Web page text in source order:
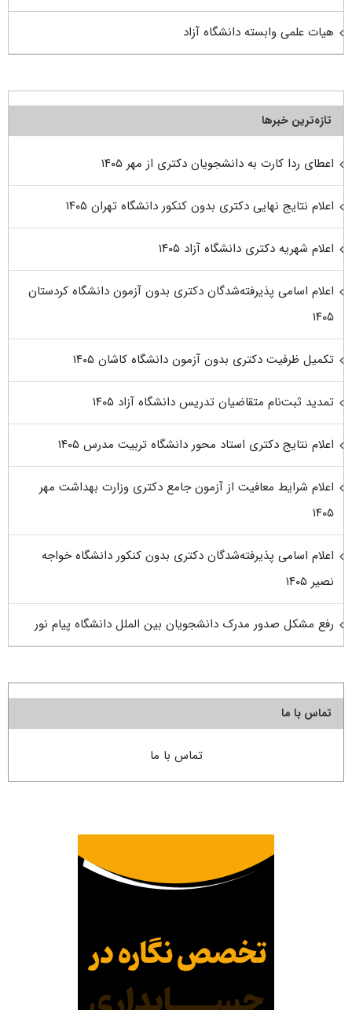
هیات علمی وابسته دانشگاه آزاد
تازه‌ترین خبرها
اعطای ردا کارت به دانشجویان دکتری از مهر ۱۴۰۵
اعلام نتایج نهایی دکتری بدون کنکور دانشگاه تهران ۱۴۰۵
اعلام شهریه دکتری دانشگاه آزاد ۱۴۰۵
اعلام اسامی پذیرفته‌شدگان دکتری بدون آزمون دانشگاه کردستان
۱۴۰۵
تکمیل ظرفیت دکتری بدون آزمون دانشگاه کاشان ۱۴۰۵
تمدید ثبت‌نام متقاضیان تدریس دانشگاه آزاد ۱۴۰۵
اعلام نتایج دکتری استاد محور دانشگاه تربیت مدرس ۱۴۰۵
اعلام شرایط معافیت از آزمون جامع دکتری وزارت بهداشت مهر
۱۴۰۵
اعلام اسامی پذیرفته‌شدگان دکتری بدون کنکور دانشگاه خواجه
نصیر ۱۴۰۵
رفع مشکل صدور مدرک دانشجویان بین الملل دانشگاه پیام نور
تماس با ما
تماس با ما